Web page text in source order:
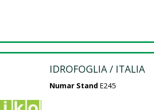
IDROFOGLIA / ITALIA
Numar Stand E245